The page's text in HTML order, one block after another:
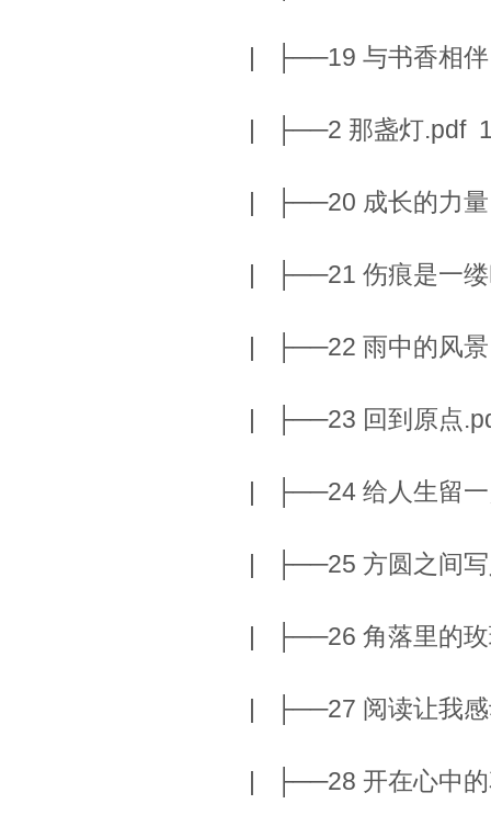
| ├──19 与书香相伴
| ├──2 那盏灯.pdf
| ├──20 成长的力
| ├──21 伤痕是一缕
| ├──22 雨中的风
| ├──23 回到原点
| ├──24 给人生留
| ├──25 方圆之间
| ├──26 角落里的
| ├──27 阅读让我
| ├──28 开在心中